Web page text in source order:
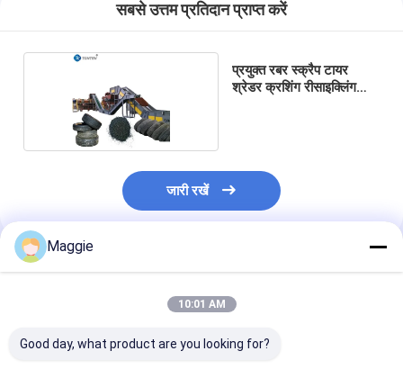
सबसे उत्तम प्रतिदान प्राप्त करें
प्रयुक्त रबर स्क्रैप टायर
श्रेडर क्रशिंग रीसाइक्लिंग
जारी रखें
अनुशंसित उत्पाद
Maggie
10:01 AM
Good day, what product are you looking for?